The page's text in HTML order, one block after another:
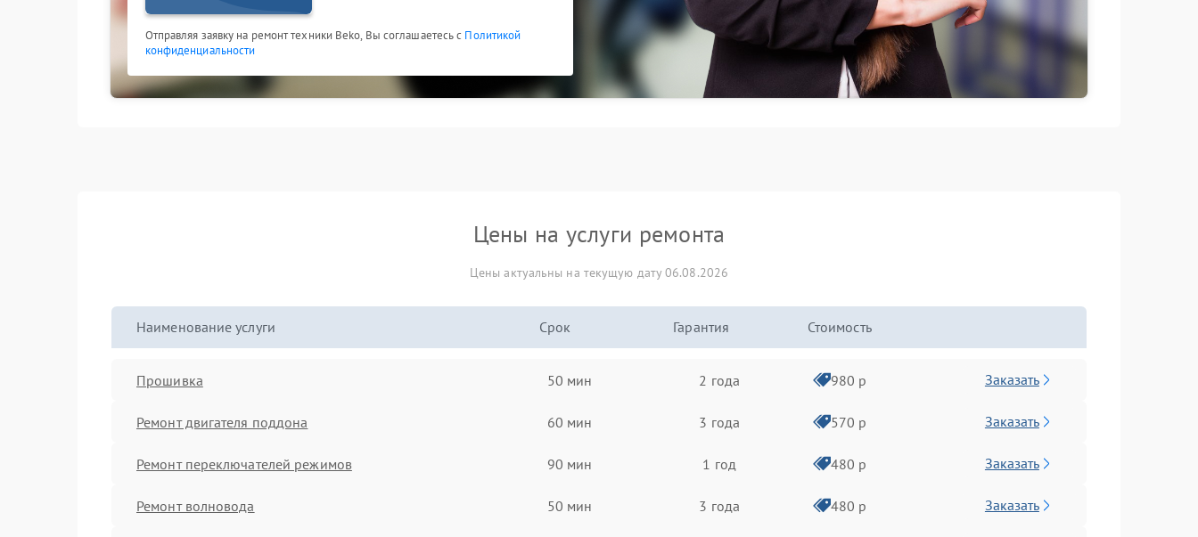
Отправляя заявку на ремонт техники Beko, Вы соглашаетесь с Политикой
конфиденциальности
Цены на услуги ремонта
Цены актуальны на текущую дату 06.08.2026
Наименование услуги Срок Гарантия Стоимость
Прошивка 50 мин 2 года 980 р Заказать
Ремонт двигателя поддона 60 мин 3 года 570 р Заказать
Ремонт переключателей режимов 90 мин 1 год 480 р Заказать
Ремонт волновода 50 мин 3 года 480 р Заказать